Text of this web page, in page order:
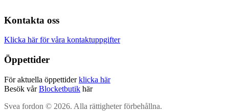
Kontakta oss
Klicka här för våra kontaktuppgifter
Öppettider
För aktuella öppettiderklicka här
Besök vårBlocketbutik här
Svea fordon © 2026. Alla rättigheter förbehållna.